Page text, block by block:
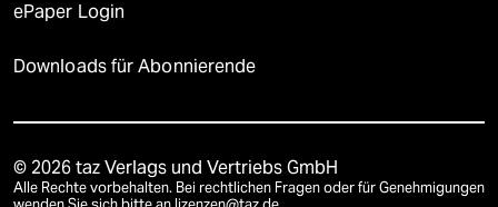
ePaper Login
Downloads für Abonnierende
© 2026 taz Verlags und Vertriebs GmbH
Alle Rechte vorbehalten. Bei rechtlichen Fragen oder für Genehmigungen